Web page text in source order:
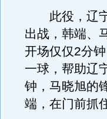
此役，辽宁
出战，韩端、
开场仅仅2分
一球，帮助辽
钟，马晓旭的
端，在门前抓